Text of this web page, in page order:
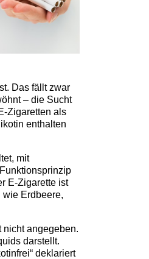
Das fällt zwar
– die Sucht
Zigaretten als
enthalten
mit
E-Zigarette ist
Erdbeere,
nicht angegeben.
darstellt.
deklariert